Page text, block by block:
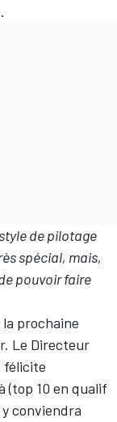
de pilotage
spécial, mais,
pouvoir faire
prochaine
Le Directeur
félicite
(top 10 en qualif
conviendra